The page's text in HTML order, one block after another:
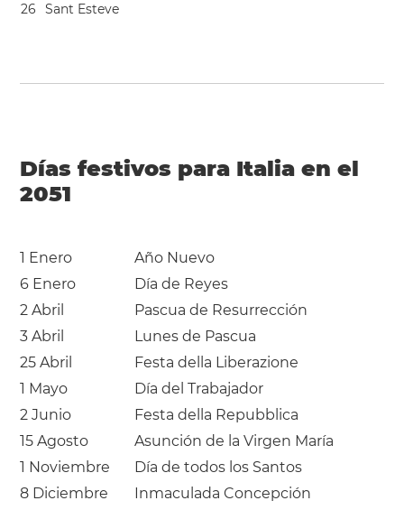
26 Sant Esteve
Días festivos para Italia en el
2051
1 Enero
Año Nuevo
6 Enero
Día de Reyes
2 Abril
Pascua de Resurrección
3 Abril
Lunes de Pascua
25 Abril
Festa della Liberazione
1 Mayo
Día del Trabajador
2 Junio
Festa della Repubblica
15 Agosto
Asunción de la Virgen María
1 Noviembre
Día de todos los Santos
8 Diciembre
Inmaculada Concepción